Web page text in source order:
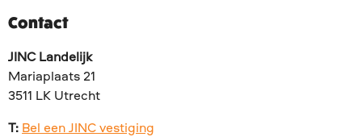
Contact
JINC Landelijk
Mariaplaats 21
3511 LK Utrecht
T: Bel een JINC vestiging